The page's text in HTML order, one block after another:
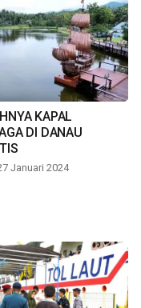
KAPAL
DI DANAU
Januari 2024